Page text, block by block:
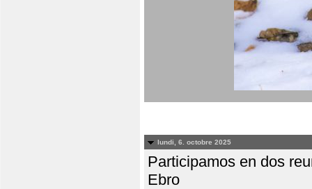
lundi, 6. octobre 2025
Participamos en dos
Ebro